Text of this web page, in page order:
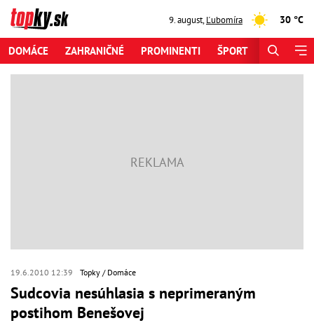
9. august,Ľubomíra 30 °C
DOMÁCE ZAHRANIČNÉ PROMINENTI ŠPORT
19.6.2010 12:39 Topky Domáce
Sudcovia nesúhlasia s neprimeraným
postihom Benešovej